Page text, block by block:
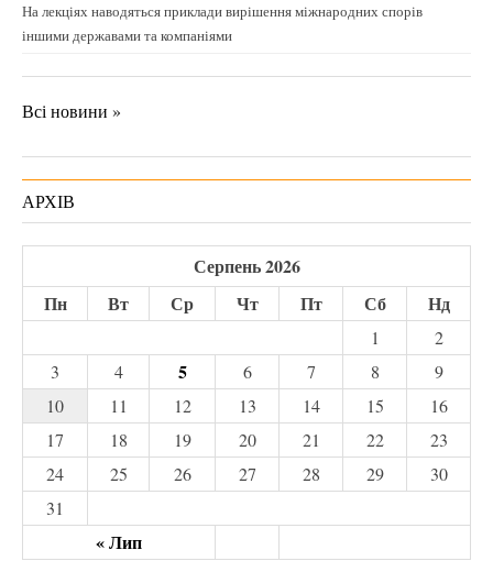
На лекціях наводяться приклади вирішення міжнародних спорів
іншими державами та компаніями
Всі новини »
АРХІВ
Серпень 2026
Пн
Вт Ср Чт Пт Сб Нд
« Лип
1
2
3
4 5 6 7 8
9
10
11 12 13 14 15
16
17
18 19 20 21 22
23
24
25 26 27 28 29
30
31